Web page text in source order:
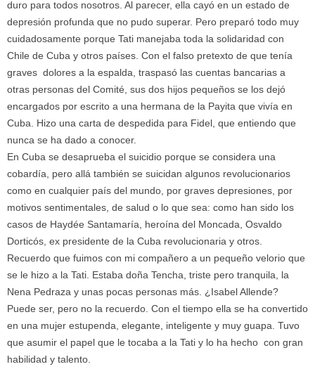
duro para todos nosotros. Al parecer, ella cayó en un estado de
depresión profunda que no pudo superar. Pero preparó todo muy
cuidadosamente porque Tati manejaba toda la solidaridad con
Chile de Cuba y otros países. Con el falso pretexto de que tenía
graves dolores a la espalda, traspasó las cuentas bancarias a
otras personas del Comité, sus dos hijos pequeños se los dejó
encargados por escrito a una hermana de la Payita que vivía en
Cuba. Hizo una carta de despedida para Fidel, que entiendo que
nunca se ha dado a conocer.
En Cuba se desaprueba el suicidio porque se considera una
cobardía, pero allá también se suicidan algunos revolucionarios
como en cualquier país del mundo, por graves depresiones, por
motivos sentimentales, de salud o lo que sea: como han sido los
casos de Haydée Santamaría, heroína del Moncada, Osvaldo
Dorticós, ex presidente de la Cuba revolucionaria y otros.
Recuerdo que fuimos con mi compañero a un pequeño velorio que
se le hizo a la Tati. Estaba doña Tencha , triste pero tranquila, la
Nena Pedraza y unas pocas personas más. ¿Isabel Allende?
Puede ser, pero no la recuerdo. Con el tiempo ella se ha convertido
en una mujer estupenda, elegante, inteligente y muy guapa. Tuvo
que asumir el papel que le tocaba a la Tati y lo ha hecho con gran
habilidad y talento.